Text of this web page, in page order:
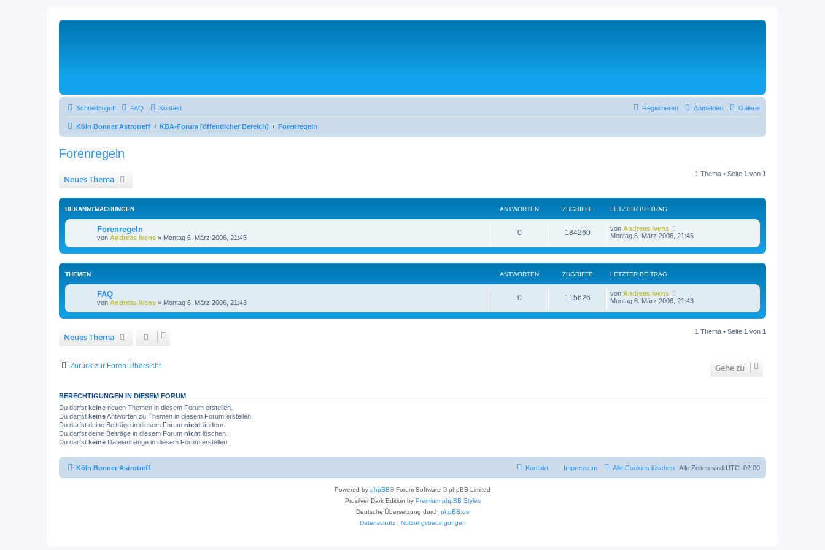
Schnellzugriff Galerie
FAQ Kontakt Anmelden
Registrieren
Köln Bonner Astrotreff KBA-Forum [öffentlicher Bereich] Forenregeln
Forenregeln
Neues Thema 1 Thema • Seite 1 von 1
BEKANNTMACHUNGEN ANTWORTEN ZUGRIFFE LETZTER BEITRAG
Forenregeln
von Andreas Ivens » Montag 6. März 2006, 21:45
0 184260 von Andreas Ivens
Montag 6. März 2006, 21:45
THEMEN ANTWORTEN ZUGRIFFE LETZTER BEITRAG
FAQ
von Andreas Ivens » Montag 6. März 2006, 21:43
0 115626 von Andreas Ivens
Montag 6. März 2006, 21:43
Neues Thema 1 Thema • Seite 1 von 1
Zurück zur Foren-Übersicht Gehe zu
BERECHTIGUNGEN IN DIESEM FORUM
Du darfst keine neuen Themen in diesem Forum erstellen.
Du darfst keineAntworten zu Themen in diesem Forum erstellen.
Du darfst deine Beiträge in diesem Forum nicht ändern.
Du darfst deine Beiträge in diesem Forum nicht löschen.
Du darfst keine Dateianhänge in diesem Forum erstellen.
Köln Bonner Astrotreff Alle Zeiten sind UTC+02:00
Alle Cookies löschen
Impressum
Kontakt
Powered by phpBB® Forum Software © phpBB Limited
Prosilver Dark Edition by Premium phpBB Styles
Deutsche Übersetzung durch phpBB.de
Datenschutz| Nutzungsbedingungen